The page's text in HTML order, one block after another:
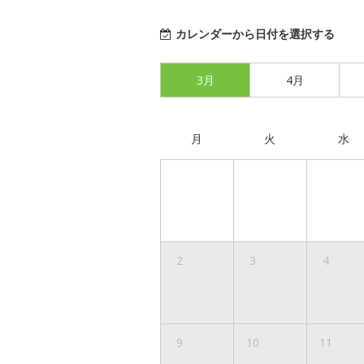
カレンダーから日付を選択する
3月 4月
月 火 水
2 3 4
9 10 11